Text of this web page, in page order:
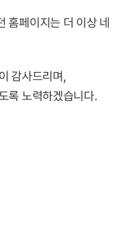
홈페이지는 더 이상 네
감사드리며,
록 노력하겠습니다.